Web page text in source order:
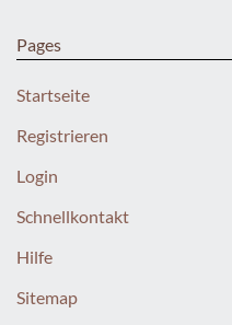
Pages
Startseite
Registrieren
Login
Schnellkontakt
Hilfe
Sitemap